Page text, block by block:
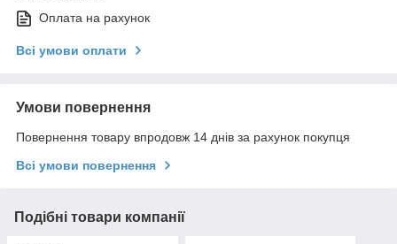
Оплата на рахунок
Всі умови оплати
Умови повернення
Повернення товару впродовж 14 днів за рахунок покупця
Всі умови повернення
Подібні товари компанії